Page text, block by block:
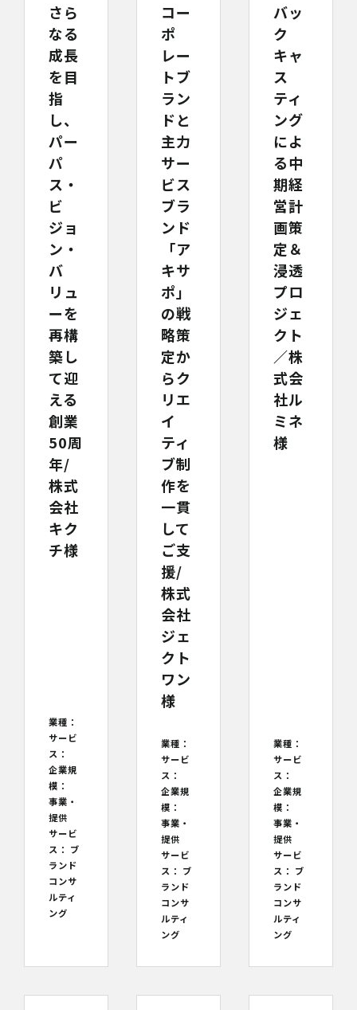
さら
なる
成長
を目
指
し、
パー
パ
ス・
ビ
ジョ
ン・
バ
リュ
ーを
再構
築し
て迎
える
創業
50周
年/
株式
会社
キク
チ様
業種：
サービ
ス：
企業規
模：
事業・
提供
サービ
ス： ブ
ランド
コンサ
ルティ
ング
コー
ポ
レー
トブ
ラン
ドと
主力
サー
ビス
ブラ
ンド
「ア
キサ
ポ」
の戦
略策
定か
らク
リエ
イ
ティ
ブ制
作を
一貫
して
ご支
援/
株式
会社
ジェ
クト
ワン
様
業種：
サービ
ス：
企業規
模：
事業・
提供
サービ
ス： ブ
ランド
コンサ
ルティ
ング
バッ
ク
キャ
ス
ティ
ング
によ
る中
期経
営計
画策
定＆
浸透
プロ
ジェ
クト
／株
式会
社ル
ミネ
様
業種：
サービ
ス：
企業規
模：
事業・
提供
サービ
ス： ブ
ランド
コンサ
ルティ
ング